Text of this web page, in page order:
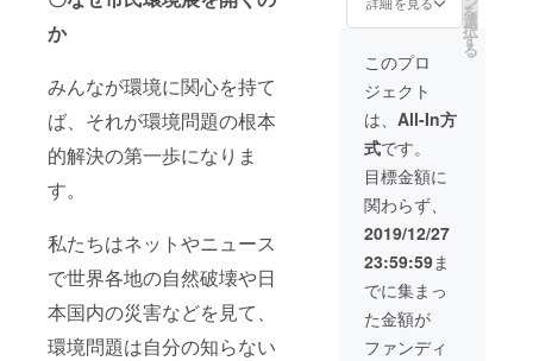
か
みんなが環境に関心を持て
ば、それが環境問題の根本
的解決の第一歩になりま
す。
私たちはネットやニュース
で世界各地の自然破壊や日
本国内の災害などを見て、
環境問題は自分の知らない
を
選
択
す
る
このプロ
ジェクト
は、 All-In方
式です。
目標金額に
関わらず、
2019/12/27
23:59:59ま
でに集まっ
た金額が
ファンディ